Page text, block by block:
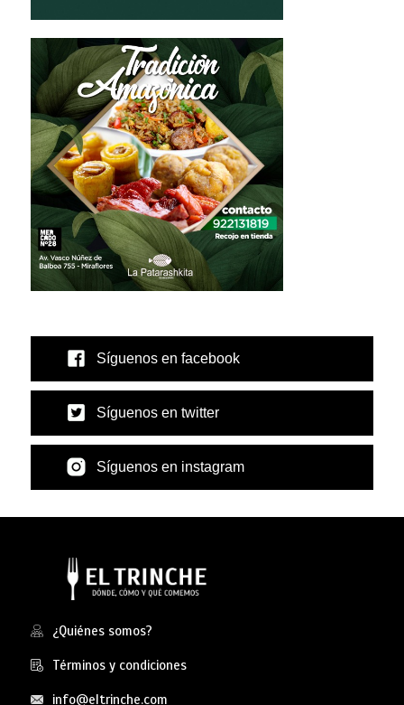
Síguenos en facebook
Síguenos en twitter
Síguenos en instagram
¿Quiénes somos?
Términos y condiciones
info@eltrinche.com